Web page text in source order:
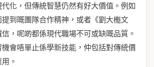
化，但傳統智慧仍然有好大價值。例如
提到嘅團隊合作精神，或者《劉大櫆文
，呢啲都係現代職場不可或缺嘅品質。
會唔單止係學新技能，仲包括對傳統價
。